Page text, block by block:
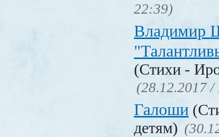
22:39)
Владимир
(Стихи -
(28.12.2017 /
Галоши
детям)